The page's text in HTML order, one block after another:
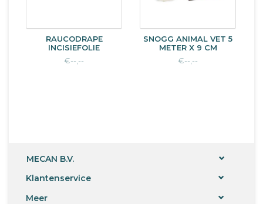
RAUCODRAPE
INCISIEFOLIE
€--,--
SNOGG ANIMAL VET 5
METER X 9 CM
€--,--
MECAN B.V.
Klantenservice
Meer